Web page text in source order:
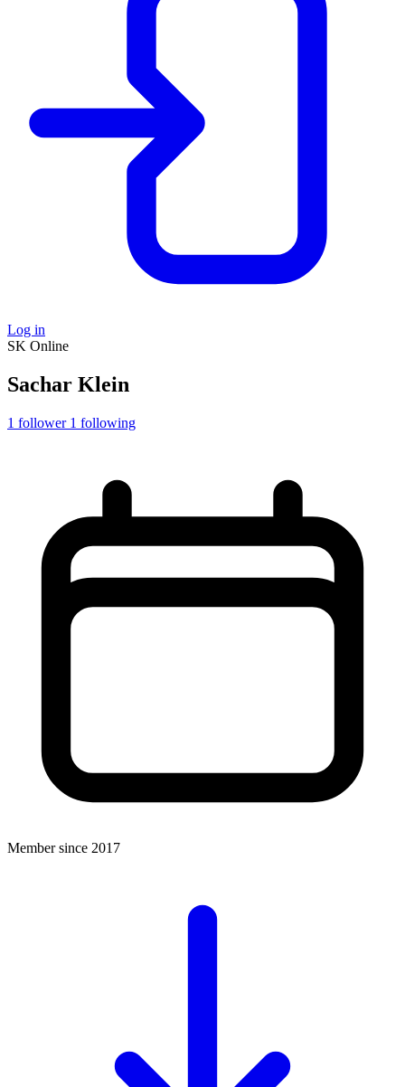
Log in
SK Online
Sachar Klein
1 follower 1 following
Member since 2017